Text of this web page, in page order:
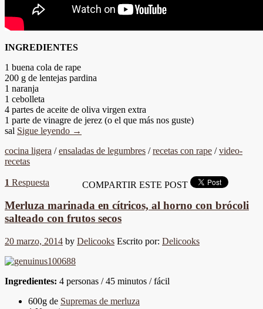
INGREDIENTES
1 buena cola de rape
200 g de lentejas pardina
1 naranja
1 cebolleta
4 partes de aceite de oliva virgen extra
1 parte de vinagre de jerez (o el que más nos guste)
sal Sigue leyendo →
cocina ligera /ensaladas de legumbres /recetas con rape /video-
recetas
1 Respuesta COMPARTIR ESTE POST
Merluza marinada en cítricos, al horno con brócoli
salteado con frutos secos
20 marzo, 2014 by Delicooks Escrito por: Delicooks
Ingredientes: 4 personas / 45 minutos / fácil
600g de Supremas de merluza